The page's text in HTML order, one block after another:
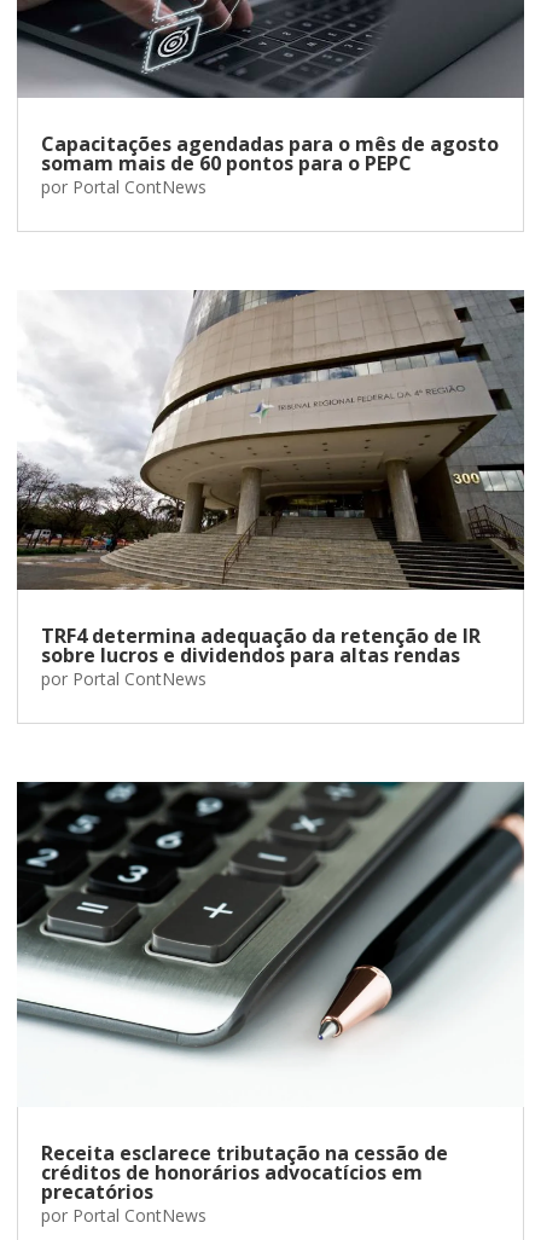
Capacitações agendadas para o mês de agosto
somam mais de 60 pontos para o PEPC
por Portal ContNews
TRF4 determina adequação da retenção de IR
sobre lucros e dividendos para altas rendas
por Portal ContNews
Receita esclarece tributação na cessão de
créditos de honorários advocatícios em
precatórios
por Portal ContNews